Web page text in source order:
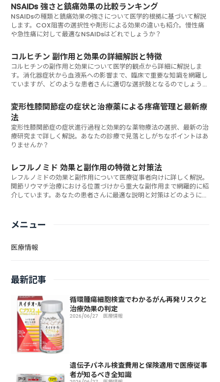
NSAIDs 強さと鎮痛効果の比較ランキング
NSAIDsの種類と鎮痛効果の強さについて医学的根拠に基づいて解説
します。COX阻害の選択性や剤形による効果の違いも紹介。慢性痛
や急性痛に対して最適なNSAIDsはどれでしょうか？
コルヒチン 副作用と効果の詳細解説と特徴
コルヒチンの副作用と効果について医学的観点から詳細に解説しま
す。消化器症状から血液系への影響まで、臨床で重要な知識を網羅し
ていますが、どのような患者さんに適切な選択肢となるのでしょう
変形性膝関節症の症状と治療薬による疼痛管理と最新療
法
変形性膝関節症の症状進行過程と効果的な薬物療法の選択、最新の治
療研究まで詳しく解説。あなたの診療で見落としがちなポイントはあ
りませんか？
レフルノミド 効果と副作用の特徴と対策法
レフルノミドの効果と副作用について医療従事者向けに詳しく解説。
関節リウマチ治療における位置づけから重大な副作用まで網羅的に紹
介しています。あなたの患者さんに最適な説明と対策はどのように伝
メニュー
医療情報
最新記事
循環腫瘍細胞検査でわかるがん再発リスクと
治療効果の判定
2026/06/27 医療情報
遺伝子パネル検査費用と保険適用で医療従事
者が知るべき全知識